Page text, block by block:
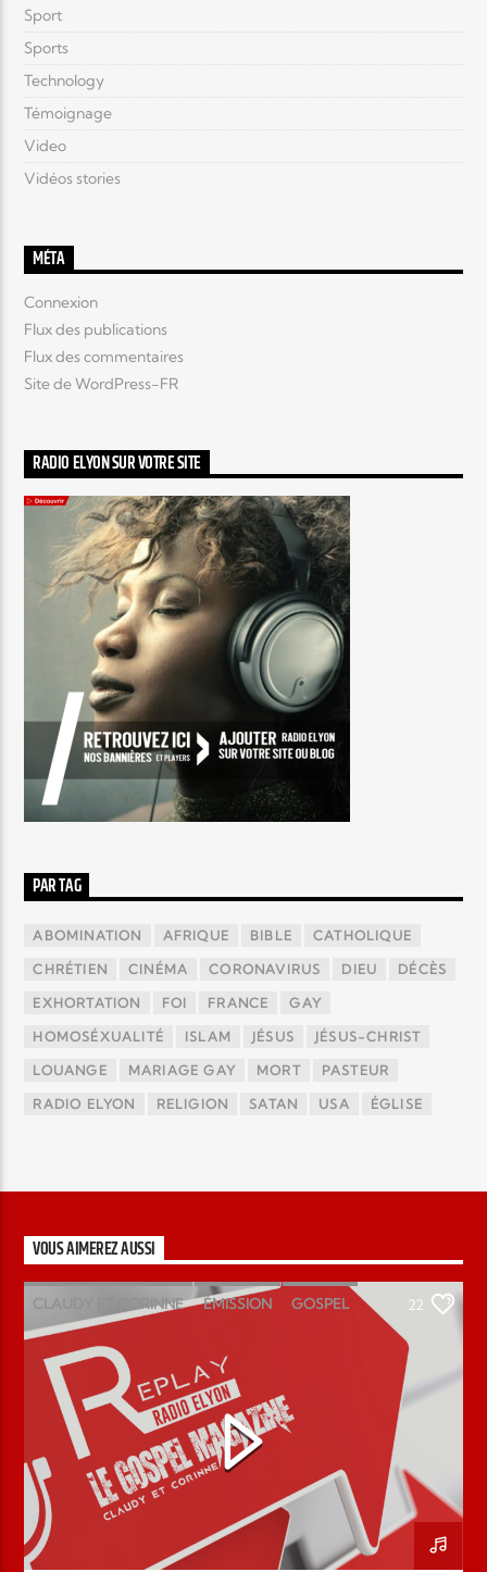
Sport
Sports
Technology
Témoignage
Video
Vidéos stories
MÉTA
Connexion
Flux des publications
Flux des commentaires
Site de WordPress-FR
RADIO ELYON SUR VOTRE SITE
PAR TAG
ABOMINATION AFRIQUE BIBLE CATHOLIQUE
CHRÉTIEN CINÉMA CORONAVIRUS DIEU DÉCÈS
EXHORTATION FOI FRANCE GAY
HOMOSÉXUALITÉ ISLAM JÉSUS JÉSUS-CHRIST
LOUANGE MARIAGE GAY MORT PASTEUR
RADIO ELYON RELIGION SATAN USA ÉGLISE
VOUS AIMEREZ AUSSI
CLAUDY ET CORINNE ÉMISSION GOSPEL
MAGAZINE
22